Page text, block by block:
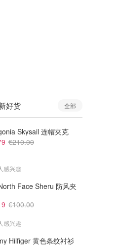
好货 全部
Skysail 连帽夹克
€210.00
感兴趣
Face Sheru 防风夹
€100.00
感兴趣
Hilfiger 黄色条纹衬衫